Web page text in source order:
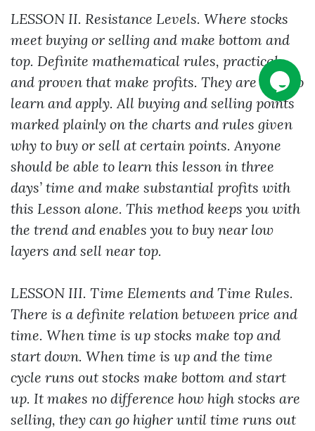
LESSON II. Resistance Levels. Where stocks
meet buying or selling and make bottom and
top. Definite mathematical rules, practical
and proven that make profits. They are easy to
learn and apply. All buying and selling points
marked plainly on the charts and rules given
why to buy or sell at certain points. Anyone
should be able to learn this lesson in three
days’ time and make substantial profits with
this Lesson alone. This method keeps you with
the trend and enables you to buy near low
layers and sell near top.
LESSON III. Time Elements and Time Rules.
There is a definite relation between price and
time. When time is up stocks make top and
start down. When time is up and the time
cycle runs out stocks make bottom and start
up. It makes no difference how high stocks are
selling, they can go higher until time runs out